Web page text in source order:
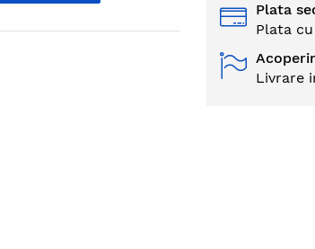
Plata
Plata
Livrare